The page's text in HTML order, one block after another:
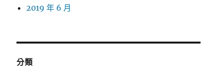
2019 年 6 月
分類